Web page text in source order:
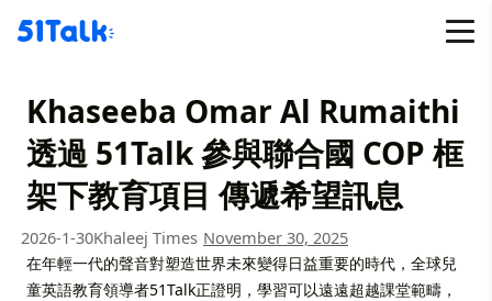
Khaseeba Omar Al Rumaithi
透過 51Talk 參與聯合國 COP 框
架下教育項目 傳遞希望訊息
2026-1-30Khaleej Times November 30, 2025
在年輕一代的聲音對塑造世界未來變得日益重要的時代，全球兒
童英語教育領導者51Talk正證明，學習可以遠遠超越課堂範疇，